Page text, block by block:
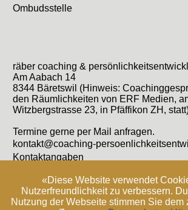
«Diese Website verwendet
Nutzerfreundlichkeit zu verbessern.
Nutzung der Webseite stimmen Sie dem
Ombudsstelle
räber coaching &
Am Aabach 14
8344 Bäretswil (Hinweis:
den Räumlichkeiten von ERF Medien,
Witzbergstrasse 23, in Pfäffikon ZH,
Termine gerne per Mail anfragen.
kontakt@coaching-
Kontaktangaben